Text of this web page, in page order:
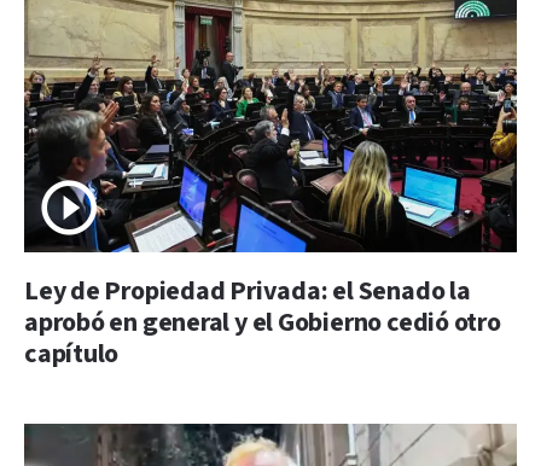
Ley de Propiedad Privada: el Senado la
aprobó en general y el Gobierno cedió otro
capítulo